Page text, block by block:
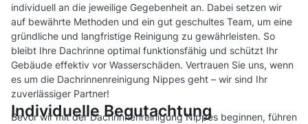
individuell an die jeweilige Gegebenheit an. Dabei setzen wir
auf bewährte Methoden und ein gut geschultes Team, um eine
gründliche und langfristige Reinigung zu gewährleisten. So
bleibt Ihre Dachrinne optimal funktionsfähig und schützt Ihr
Gebäude effektiv vor Wasserschäden. Vertrauen Sie uns, wenn
es um die Dachrinnenreinigung Nippes geht – wir sind Ihr
zuverlässiger Partner!
Individuelle Begutachtung
Bevor wir mit der Dachrinnenreinigung Nippes beginnen, führen